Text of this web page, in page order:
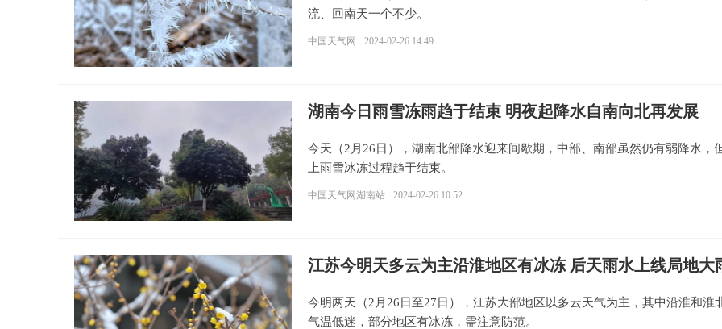
流、回南天一个不少。
中国天气网 2024-02-26 14:49
湖南今日雨雪冻雨趋于结束 明夜起降水自南向北再发展
今天（2月26日），湖南北部降水迎来间歇期，中部、南部虽然仍有弱降水，
上雨雪冰冻过程趋于结束。
中国天气网湖南站 2024-02-26 10:52
江苏今明天多云为主沿淮地区有冰冻 后天雨水上线局地大
今明两天（2月26日至27日），江苏大部地区以多云天气为主，其中沿淮和淮
气温低迷，部分地区有冰冻，需注意防范。